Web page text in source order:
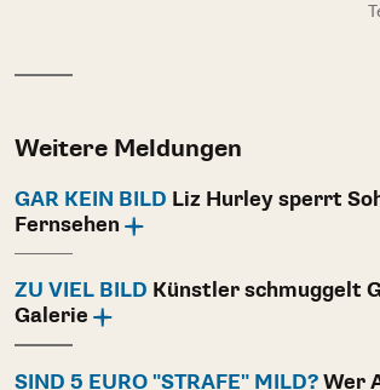
Weitere Meldungen
GAR KEIN BILD Liz Hurley sperrt
Fernsehen
ZU VIEL BILD Künstler schmuggelt
Galerie
SIND 5 EURO "STRAFE" MILD? Wer